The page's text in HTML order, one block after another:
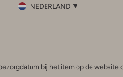
NEDERLAND
België (Nederlands)
bij het item op de website